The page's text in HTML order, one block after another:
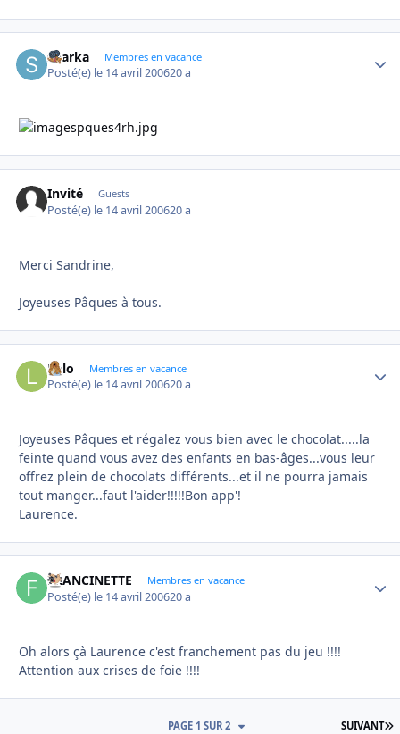
sharka Membres en vacance
Posté(e) le 14 avril 200620 a
Invité Guests
Posté(e) le 14 avril 200620 a
Merci Sandrine,
Joyeuses Pâques à tous.
Lolo Membres en vacance
Posté(e) le 14 avril 200620 a
Joyeuses Pâques et régalez vous bien avec le chocolat.....la
feinte quand vous avez des enfants en bas-âges...vous leur
offrez plein de chocolats différents...et il ne pourra jamais
tout manger...faut l'aider!!!!!Bon app'!
Laurence.
FRANCINETTE Membres en vacance
Posté(e) le 14 avril 200620 a
Oh alors çà Laurence c'est franchement pas du jeu !!!!
Attention aux crises de foie !!!!
SUIVANT
PAGE 1 SUR 2